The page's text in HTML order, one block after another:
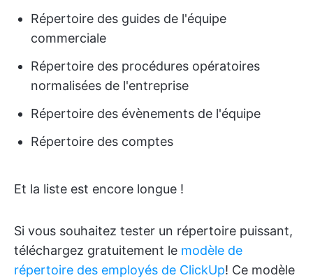
Répertoire des guides de l'équipe
commerciale
Répertoire des procédures opératoires
normalisées de l'entreprise
Répertoire des évènements de l'équipe
Répertoire des comptes
Et la liste est encore longue !
Si vous souhaitez tester un répertoire puissant,
téléchargez gratuitement le modèle de
répertoire des employés de ClickUp! Ce modèle